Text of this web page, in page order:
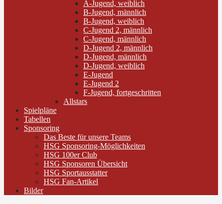
A-Jugend, weiblich
B-Jugend, männlich
B-Jugend, weiblich
C-Jugend 2, männlich
C-Jugend, männlich
D-Jugend 2, männlich
D-Jugend, männlich
D-Jugend, weiblich
E-Jugend
E-Jugend 2
F-Jugend, fortgeschritten
Allstars
Spielpläne
Tabellen
Sponsoring
Das Beste für unsere Teams
HSG Sponsoring-Möglichkeiten
HSG 100er Club
HSG Sponsoren Übersicht
HSG Sportausstatter
HSG Fan-Artikel
Bilder